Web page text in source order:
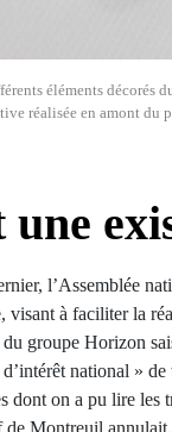
éléments décorés
réalisée en amont du
l’Assemblée
visant à faciliter la
groupe Horizon
national »
dont on a pu lire les
Montreuil